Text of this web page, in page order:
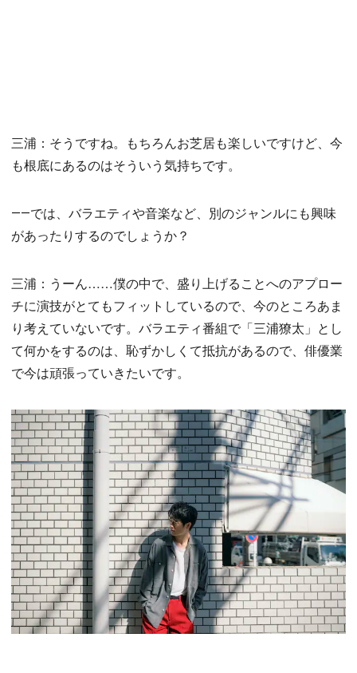
三浦：そうですね。もちろんお芝居も楽しいですけど、今
も根底にあるのはそういう気持ちです。
――では、バラエティや音楽など、別のジャンルにも興味
があったりするのでしょうか？
三浦：うーん……僕の中で、盛り上げることへのアプロー
チに演技がとてもフィットしているので、今のところあま
り考えていないです。バラエティ番組で「三浦獠太」とし
て何かをするのは、恥ずかしくて抵抗があるので、俳優業
で今は頑張っていきたいです。